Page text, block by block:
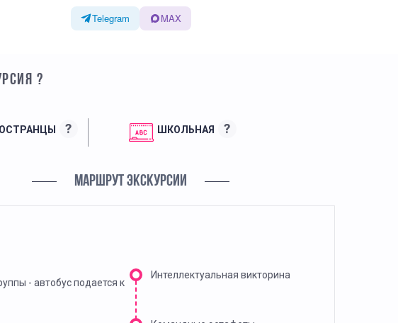
Telegram
MAX
?
? ШКОЛЬНАЯ ?
МАРШРУТ ЭКСКУРСИИ
- автобус подается к
Интеллектуальная викторина